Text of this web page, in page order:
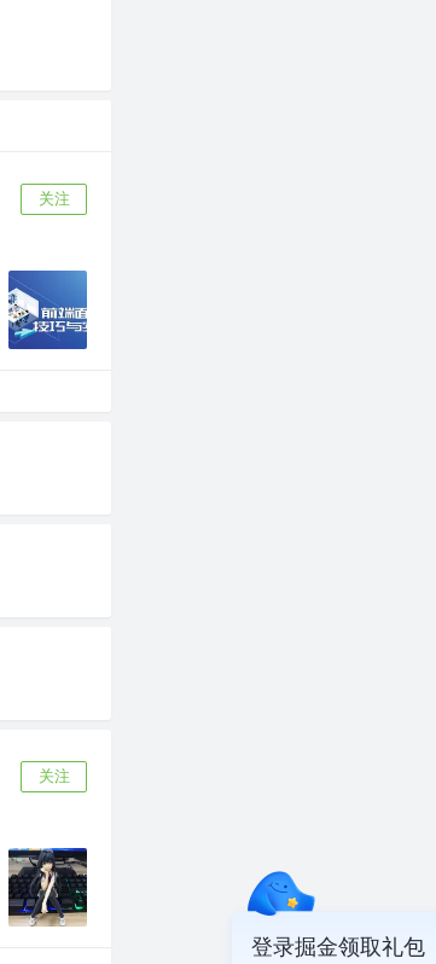
关注
关注
登录掘金领取礼包